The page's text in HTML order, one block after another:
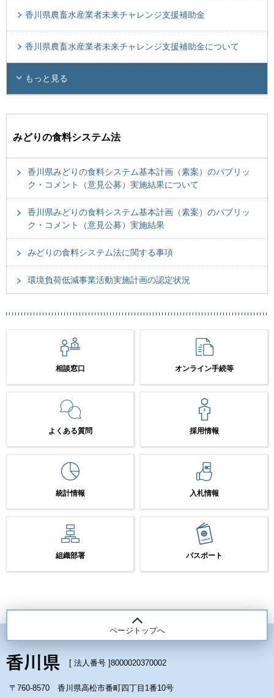
香川県農畜水産業者未来チャレンジ支援補助金
香川県農畜水産業者未来チャレンジ支援補助金について
もっと見る
みどりの食料システム法
香川県みどりの食料システム基本計画（素案）のパブリッ
ク・コメント（意見公募）実施結果について
香川県みどりの食料システム基本計画（素案）のパブリッ
ク・コメント（意見公募）実施結果
みどりの食料システム法に関する事項
環境負荷低減事業活動実施計画の認定状況
相談窓口 オンライン手続等
よくある質問 採用情報
統計情報 入札情報
組織部署 パスポート
ページトップへ
[ 法人番号 ]8000020370002
〒760-8570 香川県高松市番町四丁目1番10号